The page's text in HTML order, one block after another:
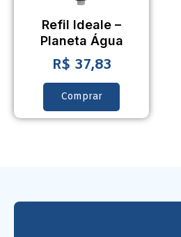
Refil Ideale –
Planeta Água
R$ 37,83
Comprar